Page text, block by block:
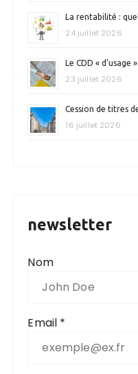
La rentabilité :
24 juillet 2026
Le CDD « d’usage »
23 juillet 2026
Cession de titres
16 juillet 2026
newsletter
Nom
Email *